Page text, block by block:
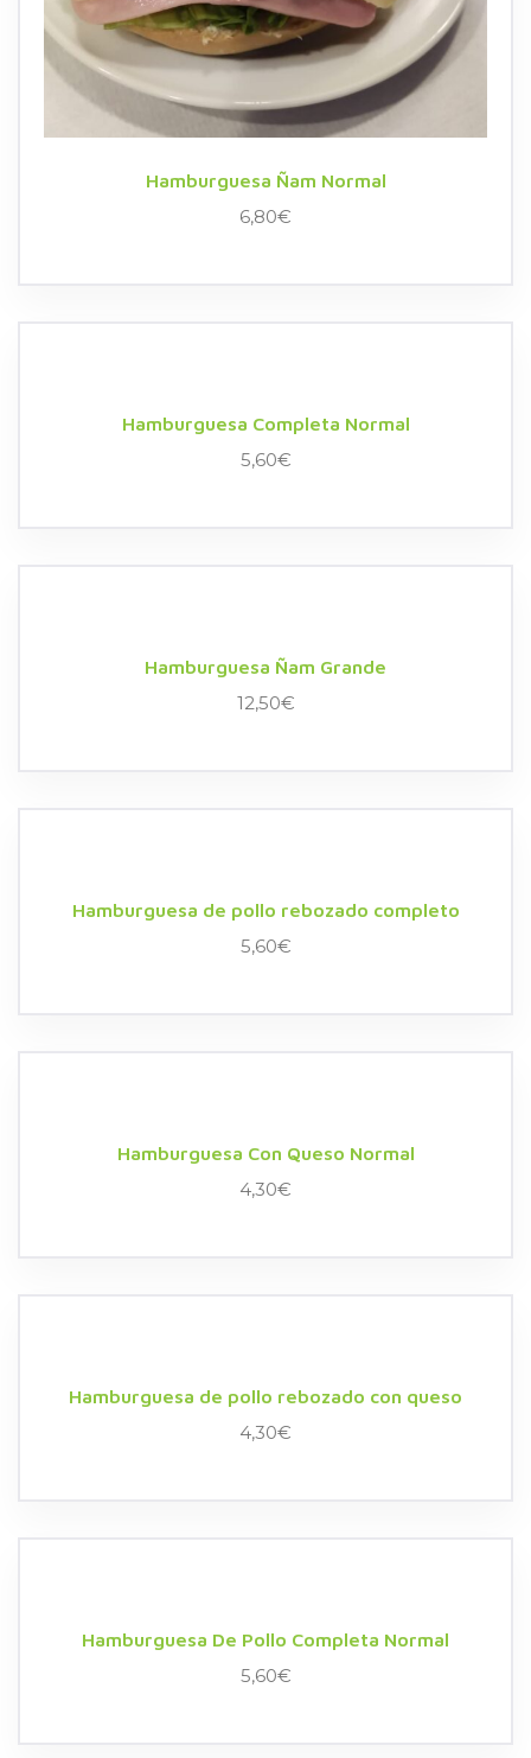
Hamburguesa Ñam Normal
6,80€
Hamburguesa Completa Normal
5,60€
Hamburguesa Ñam Grande
12,50€
Hamburguesa de pollo rebozado completo
5,60€
Hamburguesa Con Queso Normal
4,30€
Hamburguesa de pollo rebozado con queso
4,30€
Hamburguesa De Pollo Completa Normal
5,60€